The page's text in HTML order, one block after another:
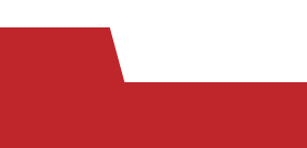
emissioni esistenti,
massimizzando
l'efficienza e